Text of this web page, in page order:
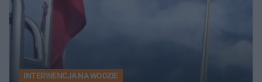
INTERWENCJA NA WODZIE